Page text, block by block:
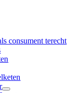
consument terecht